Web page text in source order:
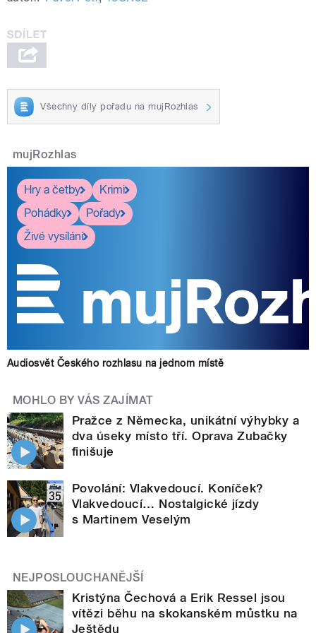
Všechny díly pořadu na mujRozhlas
mujRozhlas
Hry a četby
Krimi
Pohádky
Pořady
Živé vysílání
Audiosvět Českého rozhlasu na jednom místě
MOHLO BY VÁS ZAJÍMAT
Pražce z Německa, unikátní výhybky a
dva úseky místo tří. Oprava Zubačky
finišuje
Povolání: Vlakvedoucí. Koníček?
Vlakvedoucí… Nostalgické jízdy
s Martinem Veselým
NEJPOSLOUCHANĚJŠÍ
Kristýna Čechová a Erik Ressel jsou
vítězi běhu na skokanském můstku na
Ještědu